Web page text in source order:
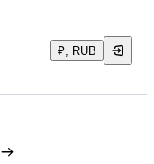
₽, RUB